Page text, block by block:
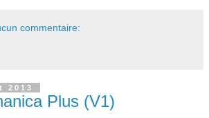
commentaire:
2013
Plus (V1)